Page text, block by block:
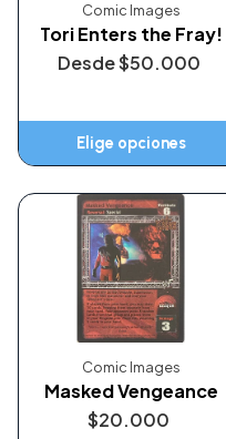
Comic Images
Tori Enters the Fray!
Desde$50.000
Elige opciones
Comic Images
Masked Vengeance
$20.000